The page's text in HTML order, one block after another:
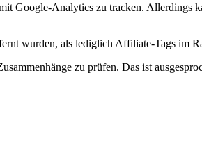
Google-Analytics zu tracken. Allerdings
wurden, als lediglich Affiliate-Tags im
zu prüfen. Das ist